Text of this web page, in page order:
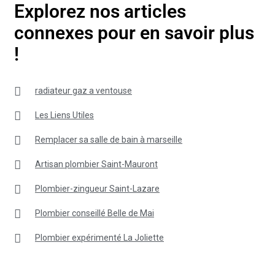
Explorez nos articles
connexes pour en savoir plus
!
radiateur gaz a ventouse
Les Liens Utiles
Remplacer sa salle de bain à marseille
Artisan plombier Saint-Mauront
Plombier-zingueur Saint-Lazare
Plombier conseillé Belle de Mai
Plombier expérimenté La Joliette